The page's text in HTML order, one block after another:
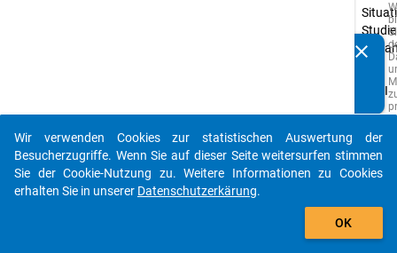
im
PAPI
clear
auto_stories
add_shopping_cart
Wir verwenden Cookies zur statistischen Auswertung der
Besucherzugriffe. Wenn Sie auf dieser Seite weitersurfen stimmen
Sie der Cookie-Nutzung zu. Weitere Informationen zu Cookies
erhalten Sie in unserer Datenschutzerkärung.
OK